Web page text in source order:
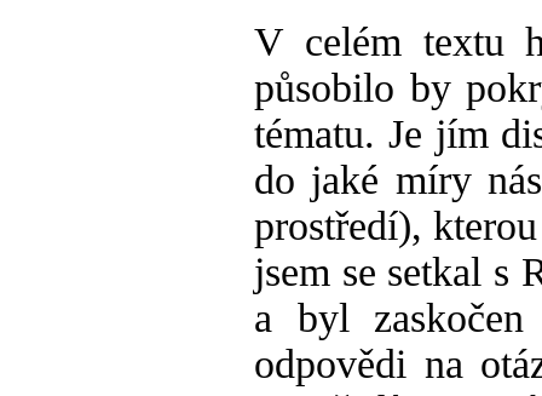
V celém textu
působilo by
tématu. Je jím
do jaké míry
prostředí),
jsem se setkal s
a byl
odpovědi na